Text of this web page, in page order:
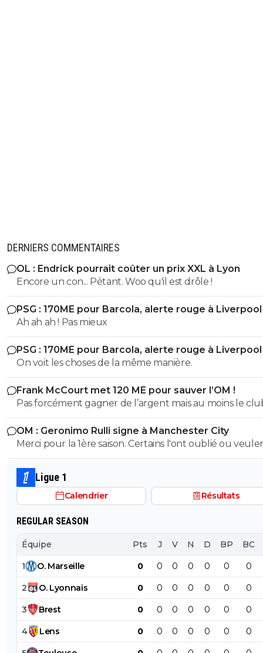
DERNIERS COMMENTAIRES
OL : Endrick pourrait coûter un prix XXL à Lyon
Encore un con... Pétant. Woo qu'il est drôle !
PSG : 170ME pour Barcola, alerte rouge à Liverpool
Ah ah ah ! Pas mieux
PSG : 170ME pour Barcola, alerte rouge à Liverpool
On voit les choses de la même manière.
Frank McCourt met 120 ME pour sauver l’OM !
Pas forcément gagner de l’argent mais au moins le
aurait du être auto suffisant en assurant au moins la
chaque saison , c ce qui aurait du être fait avec tout cet
oseille mal géré par l’escroc espagnol .
OM : Geronimo Rulli signe à Manchester City
Merci pour la 1ère saison. Certains l'ont oublié ou
minimiser, mais il n'a pas été élu 2ème (devant
olympien de l'année pour la saison 2024/2025 pour
Ligue 1
Calendrier Résultats
REGULAR SEASON
Équipe Pts J V N D BP BC
1 O. Marseille 0 0 0 0 0 0 0
2 O. Lyonnais 0 0 0 0 0 0 0
3 Brest 0 0 0 0 0 0 0
4 Lens 0 0 0 0 0 0 0